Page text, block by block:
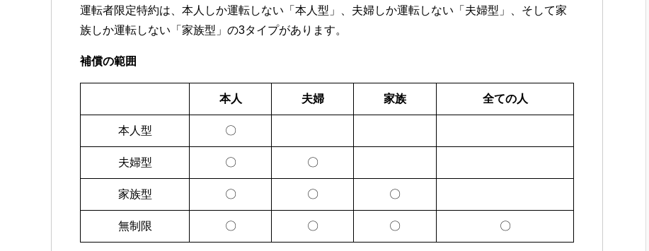
運転者限定特約は、本人しか運転しない「本人型」、夫婦しか運転しない「夫婦型」、そして家
族しか運転しない「家族型」の3タイプがあります。
補償の範囲
本人 夫婦 家族 全ての人
本人型 〇
夫婦型 〇 〇
家族型 〇 〇 〇
無制限 〇 〇 〇 〇